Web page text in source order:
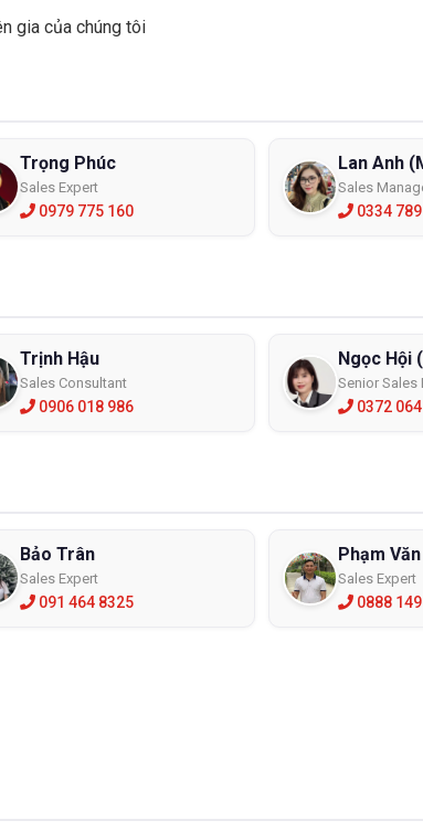
liệu cao su khác nhau, độ dày khác nhau để chống
gia của chúng tôi
Trọng Phúc
Sales Expert
0979 775 160
Lan Anh
Sales
0334
Trịnh Hậu
Sales Consultant
0906 018 986
Ngọc Hội
Senior Sales
0372
Bảo Trân
Sales Expert
091 464 8325
Phạm
Sales Expert
0888